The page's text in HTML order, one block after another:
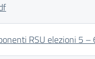
RSU elezioni 5